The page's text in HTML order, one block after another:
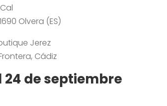
Olvera (ES)
Jerez
Cádiz
de septiembre